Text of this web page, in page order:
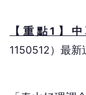
【重點1】
1150512）最新